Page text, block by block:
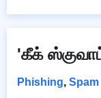
'கீக்
Phishing, Spam